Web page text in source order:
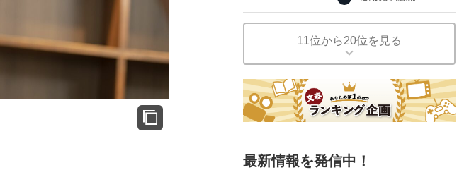
11位から20位を見る
最新情報を発信中！